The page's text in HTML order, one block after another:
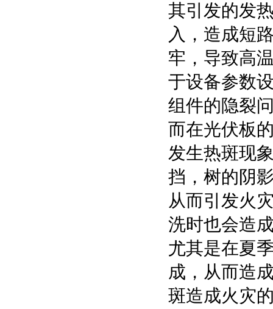
其引发的发
入，造成短
牢，导致高
于设备参数
组件的隐裂
而在光伏板
发生热斑现
挡，树的阴
从而引发火
洗时也会造
尤其是在夏
成，从而造
斑造成火灾